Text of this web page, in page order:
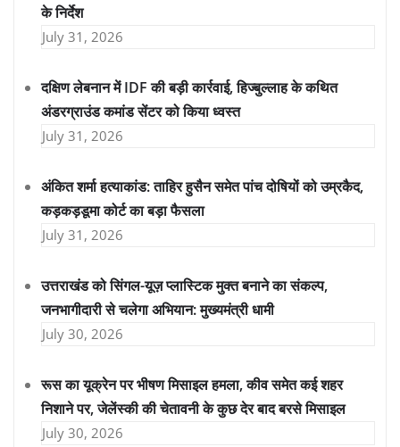
के निर्देश
July 31, 2026
दक्षिण लेबनान में IDF की बड़ी कार्रवाई, हिज्बुल्लाह के कथित
अंडरग्राउंड कमांड सेंटर को किया ध्वस्त
July 31, 2026
अंकित शर्मा हत्याकांड: ताहिर हुसैन समेत पांच दोषियों को उम्रकैद,
कड़कड़डूमा कोर्ट का बड़ा फैसला
July 31, 2026
उत्तराखंड को सिंगल-यूज़ प्लास्टिक मुक्त बनाने का संकल्प,
जनभागीदारी से चलेगा अभियान: मुख्यमंत्री धामी
July 30, 2026
रूस का यूक्रेन पर भीषण मिसाइल हमला, कीव समेत कई शहर
निशाने पर, जेलेंस्की की चेतावनी के कुछ देर बाद बरसे मिसाइल
July 30, 2026